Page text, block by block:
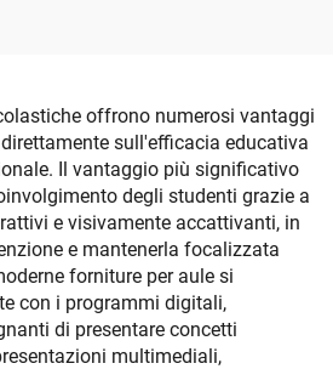
offrono numerosi vantaggi
sull'efficacia educativa
Il vantaggio più significativo
degli studenti grazie a
e visivamente accattivanti, in
e mantenerla focalizzata
forniture per aule si
con i programmi digitali,
di presentare concetti
multimediali,